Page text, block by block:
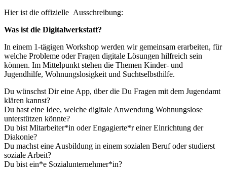
Hier ist die offizielle Ausschreibung:
Was ist die Digitalwerkstatt?
In einem 1-tägigen Workshop werden wir gemeinsam erarbeiten, für
welche Probleme oder Fragen digitale Lösungen hilfreich sein
können. Im Mittelpunkt stehen die Themen Kinder- und
Jugendhilfe, Wohnungslosigkeit und Suchtselbsthilfe.
Du wünschst Dir eine App, über die Du Fragen mit dem Jugendamt
klären kannst?
Du hast eine Idee, welche digitale Anwendung Wohnungslose
unterstützen könnte?
Du bist Mitarbeiter*in oder Engagierte*r einer Einrichtung der
Diakonie?
Du machst eine Ausbildung in einem sozialen Beruf oder studierst
soziale Arbeit?
Du bist ein*e Sozialunternehmer*in?